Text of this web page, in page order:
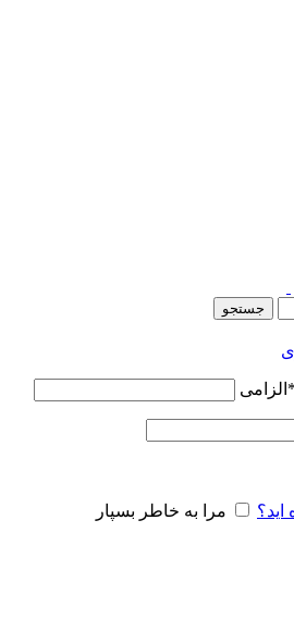
جستجو
* الزامی
مرا به خاطر بسپار